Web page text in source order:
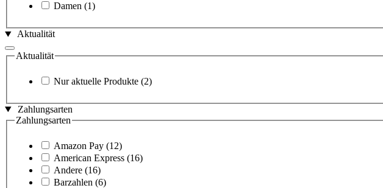
Damen (1)
Aktualität
Aktualität
Nur aktuelle Produkte (2)
Zahlungsarten
Zahlungsarten
Amazon Pay (12)
American Express (16)
Andere (16)
Barzahlen (6)